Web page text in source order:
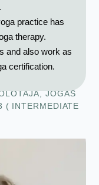
JOGAS
( INTERMEDIATE
practice has
therapy.
and also work as
certification.